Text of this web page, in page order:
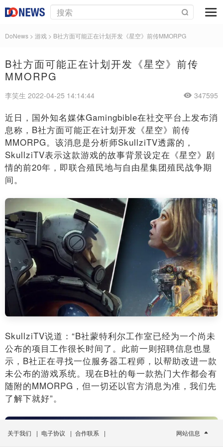
DoNews > 游戏 > B社方面可能正在计划开发《星空》前传MMORPG
B社方面可能正在计划开发《星空》前传
MMORPG
李笑生 2022-04-25 14:14:44 347595
近日，国外知名媒体Gamingbible在社交平台上发布消
息称，B社方面可能正在计划开发《星空》前传
MMORPG。该消息是分析师SkullziTV透露的，
SkullziTV表示这款游戏的故事背景设定在《星空》剧
情的前20年，即联合殖民地与自由星集团殖民战争期
间。
SkullziTV说道：“B社蒙特利尔工作室已经为一个尚未
公布的项目工作很长时间了。此前一则招聘信息也显
示，B社正在寻找一位服务器工程师，以帮助改进一款
未公布的游戏系统。现在B社的每一款热门大作都会有
随附的MMORPG，但一切还以官方消息为准，我们先
了解下就好”。
关于我们 | 电子协议 | 合作联系 | 网站信息